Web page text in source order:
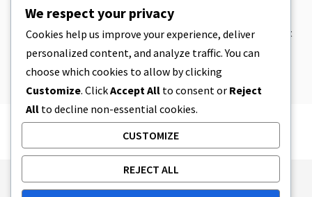
CBD EDIBLES
Pâte à biscuits au CBD et produits
comestibles au CBD incroyablement
simples à préparer à la maison
5 MINUTES DE LECTURE
Publishing Principles Ethics Policy
We respect your privacy
Cookies help us improve your experience, deliver
personalized content, and analyze traffic. You can
choose which cookies to allow by clicking
Customize. ClickAccept All to consent or Reject
All to decline non-essential cookies.
CUSTOMIZE
REJECT ALL